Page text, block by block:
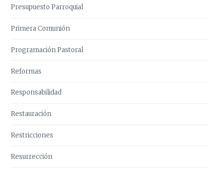
Presupuesto Parroquial
Primera Comunión
Programación Pastoral
Reformas
Responsabilidad
Restauración
Restricciones
Resurrección